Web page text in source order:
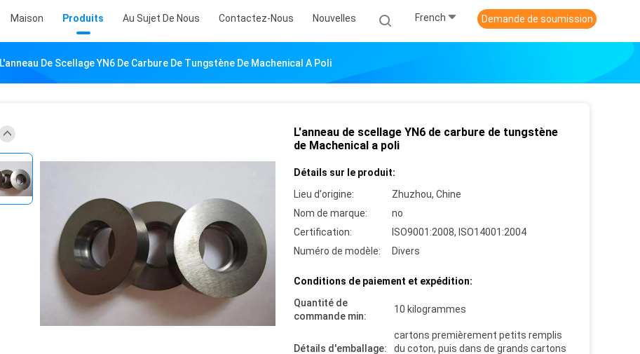
Maison Produits Au Sujet De Nous Contactez-Nous Nouvelles French Demande de soumission
L'anneau De Scellage YN6 De Carbure De Tungstène De Machenical A Poli
L'anneau de scellage YN6 de carbure de tungstène
de Machenical a poli
Détails sur le produit:
Lieu d'origine:
Zhuzhou, Chine
Nom de marque:
no
Certification:
ISO9001:2008, ISO14001:2004
Numéro de modèle:
Divers
Conditions de paiement et expédition:
Quantité de
commande min:
10 kilogrammes
Détails d'emballage:
cartons premièrement petits remplis
du coton, puis dans de grands cartons